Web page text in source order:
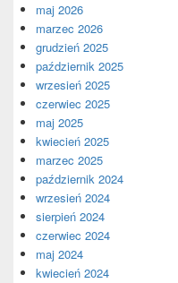
maj 2026
marzec 2026
grudzień 2025
październik 2025
wrzesień 2025
czerwiec 2025
maj 2025
kwiecień 2025
marzec 2025
październik 2024
wrzesień 2024
sierpień 2024
czerwiec 2024
maj 2024
kwiecień 2024